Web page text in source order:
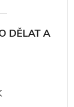
DĚLAT A